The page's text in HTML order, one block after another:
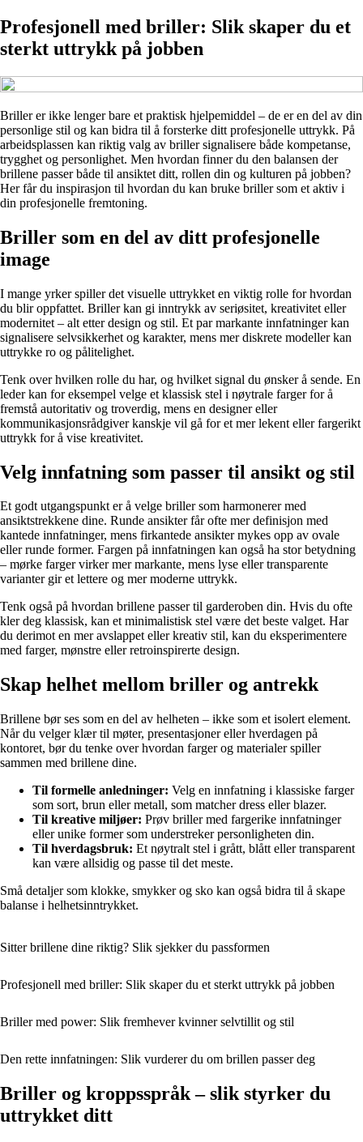
Profesjonell med briller: Slik skaper du et
sterkt uttrykk på jobben
Briller er ikke lenger bare et praktisk hjelpemiddel – de er en del av din
personlige stil og kan bidra til å forsterke ditt profesjonelle uttrykk. På
arbeidsplassen kan riktig valg av briller signalisere både kompetanse,
trygghet og personlighet. Men hvordan finner du den balansen der
brillene passer både til ansiktet ditt, rollen din og kulturen på jobben?
Her får du inspirasjon til hvordan du kan bruke briller som et aktiv i
din profesjonelle fremtoning.
Briller som en del av ditt profesjonelle
image
I mange yrker spiller det visuelle uttrykket en viktig rolle for hvordan
du blir oppfattet. Briller kan gi inntrykk av seriøsitet, kreativitet eller
modernitet – alt etter design og stil. Et par markante innfatninger kan
signalisere selvsikkerhet og karakter, mens mer diskrete modeller kan
uttrykke ro og pålitelighet.
Tenk over hvilken rolle du har, og hvilket signal du ønsker å sende. En
leder kan for eksempel velge et klassisk stel i nøytrale farger for å
fremstå autoritativ og troverdig, mens en designer eller
kommunikasjonsrådgiver kanskje vil gå for et mer lekent eller fargerikt
uttrykk for å vise kreativitet.
Velg innfatning som passer til ansikt og stil
Et godt utgangspunkt er å velge briller som harmonerer med
ansiktstrekkene dine. Runde ansikter får ofte mer definisjon med
kantede innfatninger, mens firkantede ansikter mykes opp av ovale
eller runde former. Fargen på innfatningen kan også ha stor betydning
– mørke farger virker mer markante, mens lyse eller transparente
varianter gir et lettere og mer moderne uttrykk.
Tenk også på hvordan brillene passer til garderoben din. Hvis du ofte
kler deg klassisk, kan et minimalistisk stel være det beste valget. Har
du derimot en mer avslappet eller kreativ stil, kan du eksperimentere
med farger, mønstre eller retroinspirerte design.
Skap helhet mellom briller og antrekk
Brillene bør ses som en del av helheten – ikke som et isolert element.
Når du velger klær til møter, presentasjoner eller hverdagen på
kontoret, bør du tenke over hvordan farger og materialer spiller
sammen med brillene dine.
Til formelle anledninger: Velg en innfatning i klassiske farger
som sort, brun eller metall, som matcher dress eller blazer.
Til kreative miljøer: Prøv briller med fargerike innfatninger
eller unike former som understreker personligheten din.
Til hverdagsbruk: Et nøytralt stel i grått, blått eller transparent
kan være allsidig og passe til det meste.
Små detaljer som klokke, smykker og sko kan også bidra til å skape
balanse i helhetsinntrykket.
Sitter brillene dine riktig? Slik sjekker du passformen
Profesjonell med briller: Slik skaper du et sterkt uttrykk på jobben
Briller med power: Slik fremhever kvinner selvtillit og stil
Den rette innfatningen: Slik vurderer du om brillen passer deg
Briller og kroppsspråk – slik styrker du
uttrykket ditt